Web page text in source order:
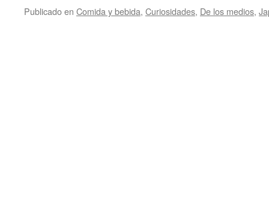
Publicado en Comida y bebida, Curiosidades, De los medios,